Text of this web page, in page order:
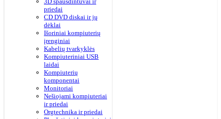
priedai
CD DVD diskai ir jų
dėklai
Išoriniai kompiuterių
įrenginiai
Kabelių tvarkyklės
Kompiuteriniai USB
laidai
Kompiuterių
komponentai
Monitoriai
Nešiojami kompiuteriai
ir priedai
Orgtechnika ir priedai